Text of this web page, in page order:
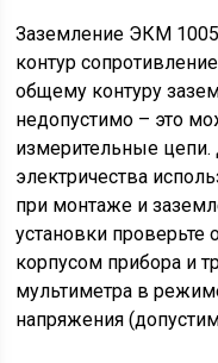
Заземление ЭКМ
контур
общему контуру
недопустимо – это
измерительные цепи.
электричества
при монтаже и
установки проверьте
корпусом прибора и
мультиметра в
напряжения